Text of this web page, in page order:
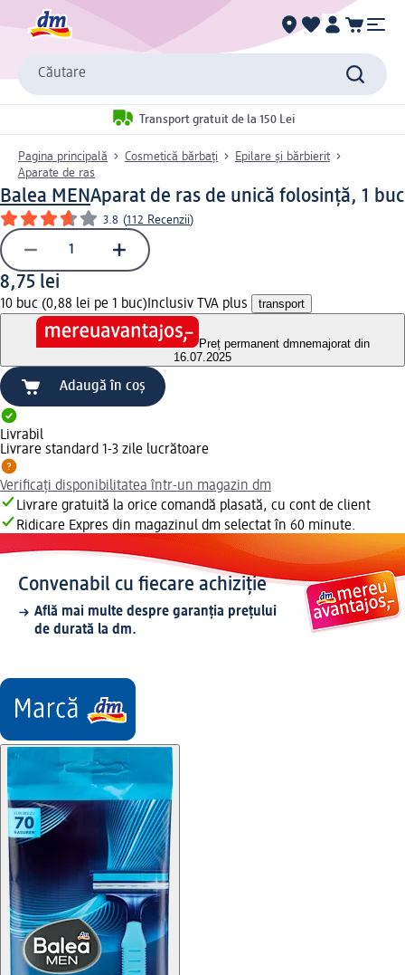
Căutare
Transport gratuit de la 150 Lei
Pagina principală Cosmetică bărbați
Epilare și bărbierit
Aparate de ras
Balea MENAparat de ras de unică folosință, 1 buc
3.8 (112 Recenzii)
8,75 lei
10 buc (0,88 lei pe 1 buc) Inclusiv TVA plus transport
Preț permanent dmnemajorat din
16.07.2025
Adaugă în coș
Livrabil
Livrare standard 1-3 zile lucrătoare
Verificați disponibilitatea într-un magazin dm
Livrare gratuită la orice comandă plasată, cu cont de client
Ridicare Expres din magazinul dm selectat în 60 minute.
Convenabil cu fiecare achiziție
Află mai multe despre garanția prețului
de durată la dm.